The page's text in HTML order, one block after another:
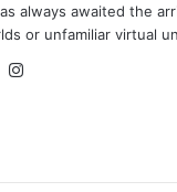
always awaited the
or unfamiliar virtual
Yo